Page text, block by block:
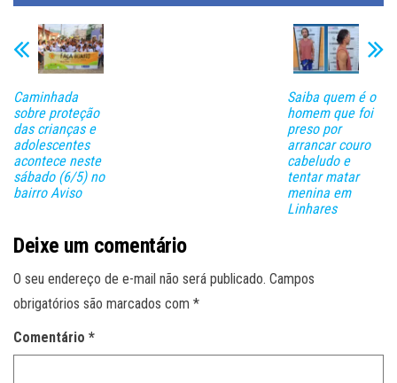
Caminhada
sobre proteção
das crianças e
adolescentes
acontece neste
sábado (6/5) no
bairro Aviso
Saiba quem é o
homem que foi
preso por
arrancar couro
cabeludo e
tentar matar
menina em
Linhares
Deixe um comentário
O seu endereço de e-mail não será publicado. Campos
obrigatórios são marcados com *
Comentário *